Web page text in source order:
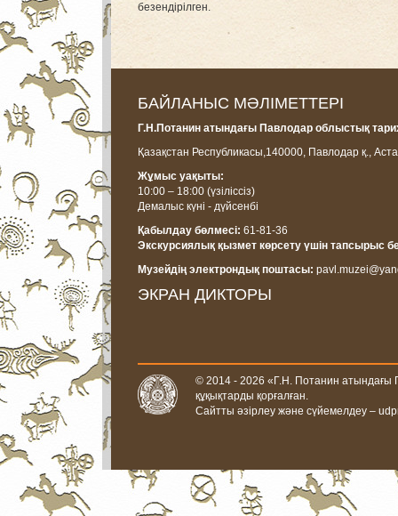
безендірілген.
БАЙЛАНЫС МӘЛІМЕТТЕРІ
Г.Н.Потанин атындағы Павлодар облыстық
Қазақстан Республикасы,140000, Павлодар қ.,
Жұмыс уақыты:
10:00 – 18:00 (үзіліссіз)
Демалыс күні - дүйсенбі
Қабылдау бөлмесі: 61-81-36
Экскурсиялық қызмет көрсету үшін тапсырыс
Музейдің электрондық поштасы:
ЭКРАН ДИКТОРЫ
© 2014 - 2026 «Г.Н. Потанин атындағы
құқықтарды қорғалған.
Сайтты әзірлеу және сүйемелдеу –